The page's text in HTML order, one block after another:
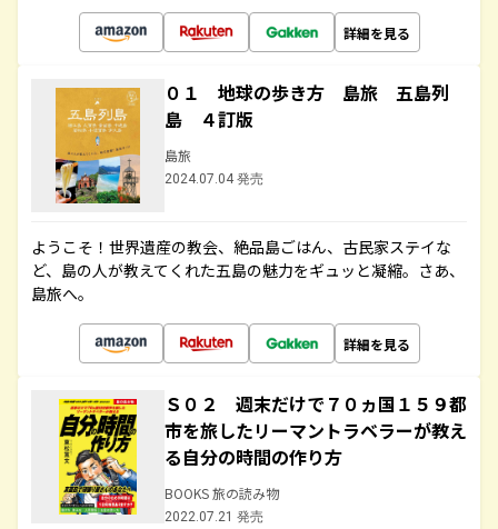
詳細を見る
０１ 地球の歩き方 島旅 五島列
島 ４訂版
島旅
2024.07.04 発売
ようこそ！世界遺産の教会、絶品島ごはん、古民家ステイな
ど、島の人が教えてくれた五島の魅力をギュッと凝縮。さあ、
島旅へ。
詳細を見る
Ｓ０２ 週末だけで７０ヵ国１５９都
市を旅したリーマントラベラーが教え
る自分の時間の作り方
BOOKS 旅の読み物
2022.07.21 発売